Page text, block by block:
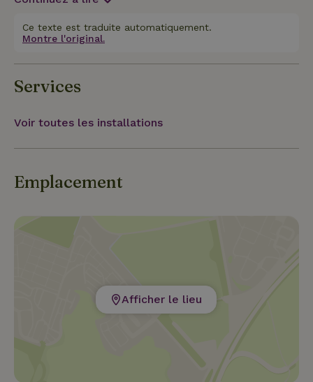
rouge, de la bière et des boissons non alcoolisées,
ces boissons sont sur la maison.À l'arrivée, nous
avons une petite visite guidée.
est situé à une courte distance du domaine
Scherpenzeel où tu peux faire de belles
promenades. Dans les prairies adjacentes au
cottage, tu peux régulièrement voir des chevreuils
se promener, les oiseaux des prairies buses,
Ce texte est traduite automatiquement.
Montre l'original.
Services
Voir toutes les installations
Emplacement
Afficher le lieu